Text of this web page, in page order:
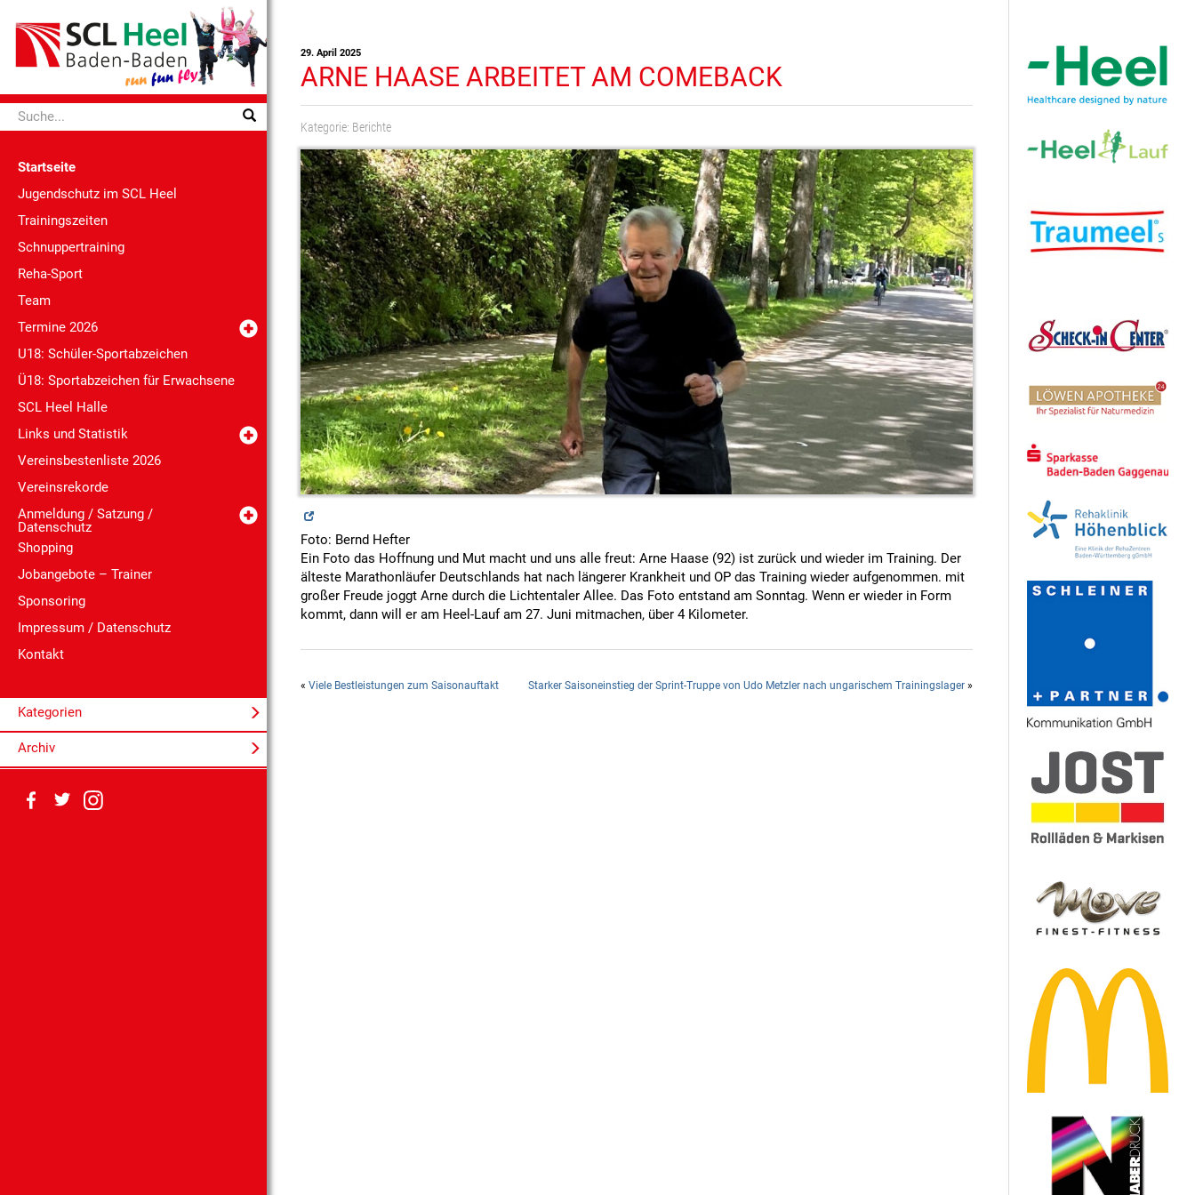
Startseite
Jugendschutz im SCL Heel
Trainingszeiten
Schnuppertraining
Reha-Sport
Team
Termine 2026
U18: Schüler-Sportabzeichen
Ü18: Sportabzeichen für Erwachsene
SCL Heel Halle
Links und Statistik
Vereinsbestenliste 2026
Vereinsrekorde
Anmeldung / Satzung /
Datenschutz
Shopping
Jobangebote – Trainer
Sponsoring
Impressum / Datenschutz
Kontakt
Kategorien
Archiv
29. April 2025
ARNE HAASE ARBEITET AM COMEBACK
Kategorie: Berichte
Foto: Bernd Hefter
Ein Foto das Hoffnung und Mut macht und uns alle freut: Arne Haase (92) ist zurück und wieder im Training. Der
älteste Marathonläufer Deutschlands hat nach längerer Krankheit und OP das Training wieder aufgenommen. mit
großer Freude joggt Arne durch die Lichtentaler Allee. Das Foto entstand am Sonntag. Wenn er wieder in Form
kommt, dann will er am Heel-Lauf am 27. Juni mitmachen, über 4 Kilometer.
« Viele Bestleistungen zum Saisonauftakt Starker Saisoneinstieg der Sprint-Truppe von Udo Metzler nach ungarischem Trainingslager »